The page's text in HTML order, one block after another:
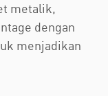
metalik,
dengan
menjadikan